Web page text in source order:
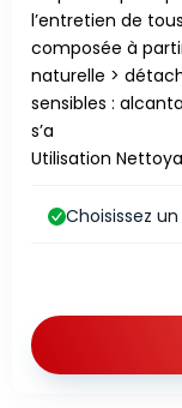
l’entretien de
composée à
naturelle >
sensibles :
s’a
Utilisation
Choisissez